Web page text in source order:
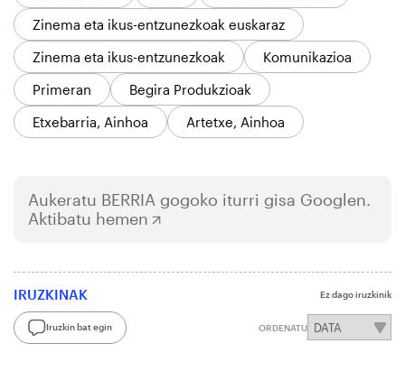
Zinema eta ikus-entzunezkoak euskaraz
Zinema eta ikus-entzunezkoak
Komunikazioa
Primeran
Begira Produkzioak
Etxebarria, Ainhoa
Artetxe, Ainhoa
Aukeratu BERRIA gogoko iturri gisa Googlen.
Aktibatu hemen
IRUZKINAK Ez dago iruzkinik
Iruzkin bat egin ORDENATU